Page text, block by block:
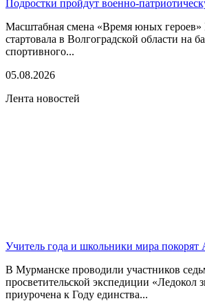
Подростки пройдут военно-
Масштабная смена «Время юных
стартовала в Волгоградской области на
спортивного...
05.08.2026
Лента новостей
Учитель года и школьники мира покорят
В Мурманске проводили участников
просветительской экспедиции «Ледокол
приурочена к Году единства...